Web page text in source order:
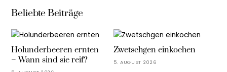
Beliebte Beiträge
Holunderbeeren ernten
– Wann sind sie reif?
Zwetschgen einkochen
5. AUGUST 2026